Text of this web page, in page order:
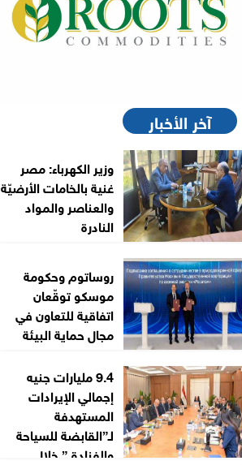
آخر الأخبار
وزير الكهرباء: مصر
غنية بالخامات الأرضيّة
والعناصر والمواد
النادرة
روساتوم وحكومة
موسكو توقّعان
اتفاقية للتعاون في
مجال حماية البيئة
9.4 مليارات جنيه
إجمالي الإيرادات
المستهدفة
لـ”القابضة للسياحة
والفنادق” خلال